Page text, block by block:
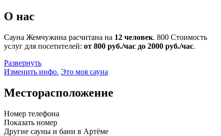
О нас
Сауна Жемчужина расчитана на 12 человек. 800 Стоимость
услуг для посетителей: от 800 руб./час до 2000 руб./час.
Развернуть
Изменить инфо. Это моя сауна
Месторасположение
Номер телефона
Показать номер
Другие сауны и бани в Артёме